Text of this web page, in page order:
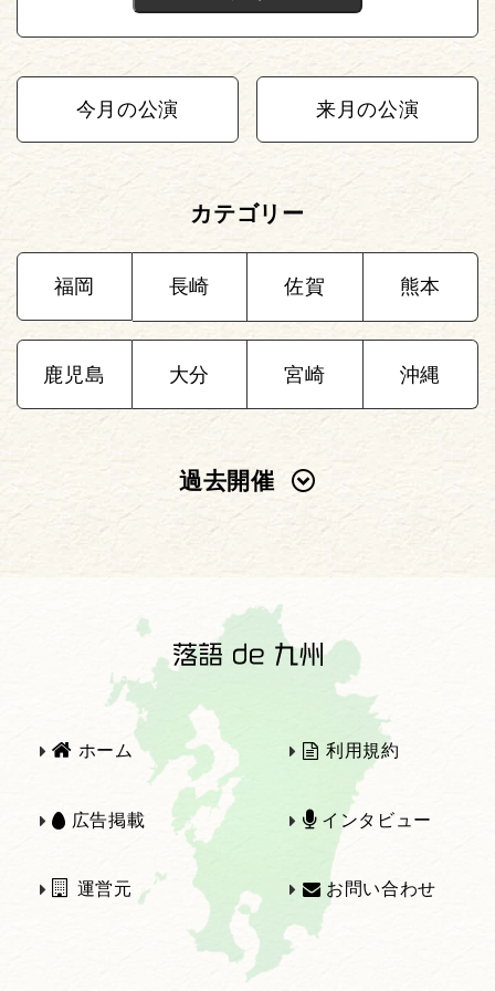
今月の公演 来月の公演
カテゴリー
福岡 長崎 佐賀 熊本
鹿児島 大分 宮崎 沖縄
過去開催
2022年
2021年 2020年
2019年 2018年
2017年 2016年
ホーム 利用規約
広告掲載 インタビュー
運営元 お問い合わせ